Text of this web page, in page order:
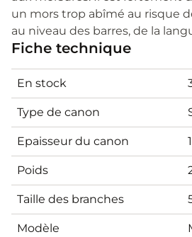
un mors trop abîmé au risque
au niveau des barres, de la
Fiche technique
En stock
Type de canon
Epaisseur du canon
Poids
Taille des branches
Modèle